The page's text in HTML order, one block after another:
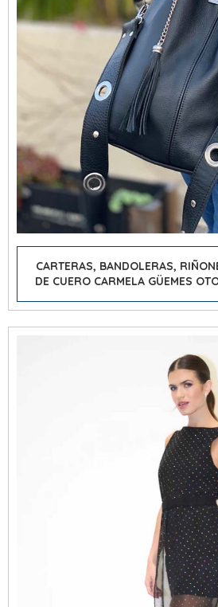
CARTERAS, BANDOLERAS,
DE CUERO CARMELA GÜEMES